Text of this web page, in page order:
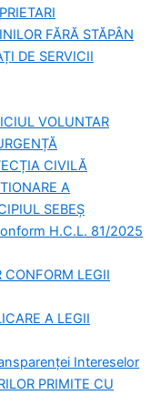
FĂRĂ STĂPÂN
DE SERVICII
VOLUNTAR
CIVILĂ
A
SEBEȘ
H.C.L. 81/2025
CONFORM LEGII
A LEGII
Intereselor
PRIMITE CU